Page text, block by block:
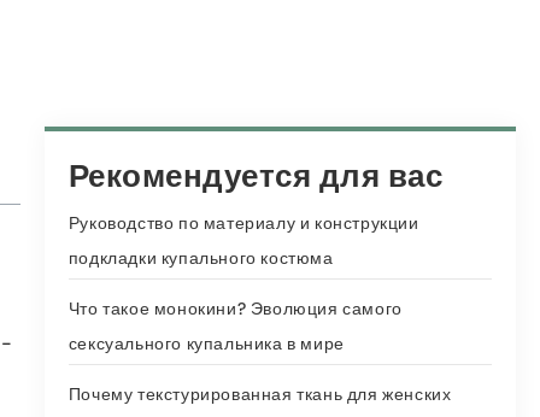
Рекомендуется для вас
Руководство по материалу и конструкции
подкладки купального костюма
Что такое монокини? Эволюция самого
сексуального купальника в мире
Почему текстурированная ткань для женских